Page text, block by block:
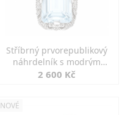
Stříbrný prvorepublikový
náhrdelník s modrým
spinelem
2 600 Kč
NOVÉ